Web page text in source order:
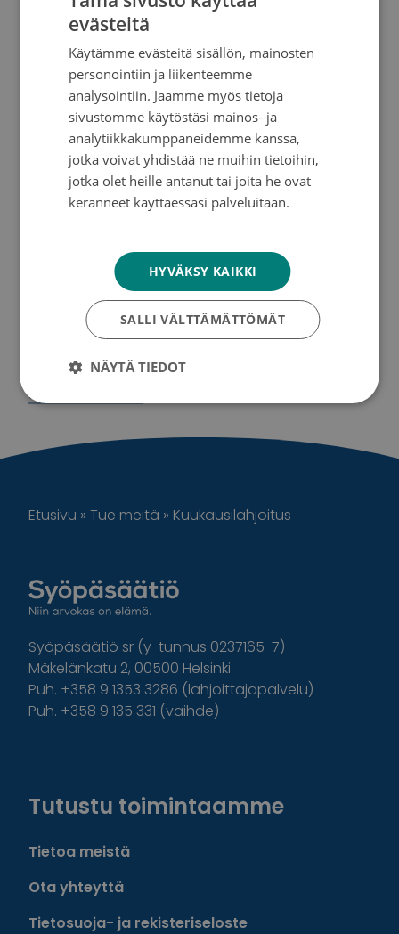
lahjoitukset@cancer.fi
Kysy lahjoittamisesta
läheisiään sekä rahoittaa syöpätutkimusta, jotta
kenenkään ei enää tarvitsisi menehtyä syöpään.
Syöpäsäätiö on merkittävin yksityinen
syöpätutkimuksen tukija Suomessa. Syöpäsäätiö
Suomen Syöpärekisterin
Syöpäjärjestöt
Etusivu » Tue meitä » Kuukausilahjoitus
Syöpäsäätiö sr (y-tunnus 0237165-7)
Mäkelänkatu 2, 00500 Helsinki
Puh. +358 9 1353 3286 (lahjoittajapalvelu)
Puh. +358 9 135 331 (vaihde)
Tutustu toimintaamme
Tietoa meistä
Ota yhteyttä
Tietosuoja- ja rekisteriseloste
SWEDISH
evästeitä
Käytämme evästeitä sisällön, mainosten
personointiin ja liikenteemme
analysointiin. Jaamme myös tietoja
sivustomme käytöstäsi mainos- ja
analytiikkakumppaneidemme kanssa,
jotka voivat yhdistää ne muihin tietoihin,
jotka olet heille antanut tai joita he ovat
keränneet käyttäessäsi palveluitaan.
HYVÄKSY KAIKKI
SALLI VÄLTTÄMÄTTÖMÄT
NÄYTÄ TIEDOT